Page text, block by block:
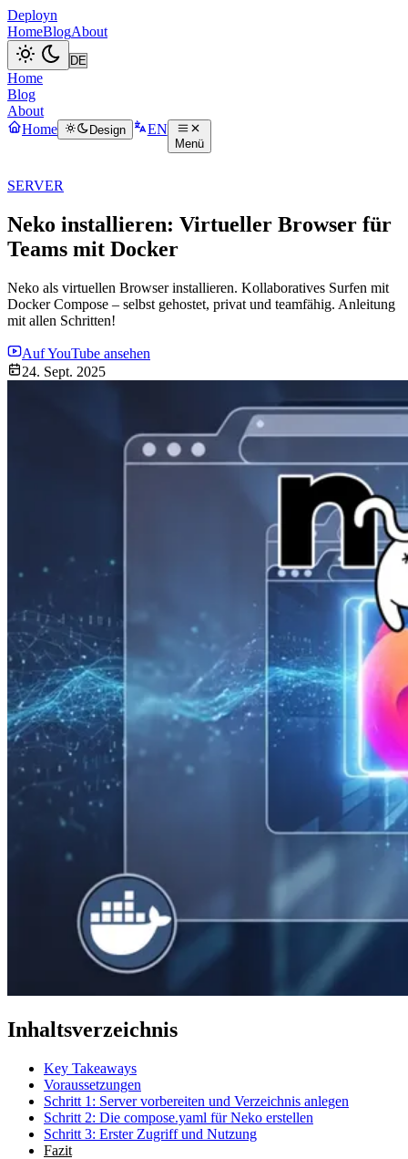
Deployn
HomeBlogAbout
Home
Blog
About
Home
Design EN
Menü
SERVER
Neko installieren: Virtueller Browser für
Teams mit Docker
Neko als virtuellen Browser installieren. Kollaboratives Surfen mit
Docker Compose – selbst gehostet, privat und teamfähig. Anleitung
mit allen Schritten!
Auf YouTube ansehen
24. Sept. 2025
Inhaltsverzeichnis
Key Takeaways
Voraussetzungen
Schritt 1: Server vorbereiten und Verzeichnis anlegen
Schritt 2: Die compose.yaml für Neko erstellen
Schritt 3: Erster Zugriff und Nutzung
Fazit